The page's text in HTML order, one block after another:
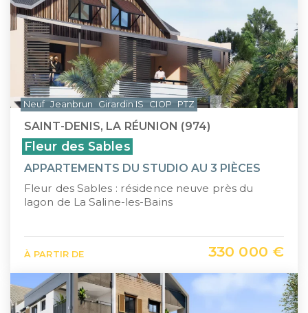
SAINT-DENIS, LA RÉUNION (974)
Fleur des Sables
APPARTEMENTS DU STUDIO AU 3 PIÈCES
Fleur des Sables : résidence neuve près du
lagon de La Saline-les-Bains
À PARTIR DE 330 000 €
Neuf Jeanbrun Girardin IS CIOP PTZ